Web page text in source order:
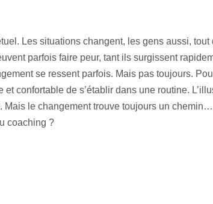
Les situations changent, les gens aussi,
parfois faire peur, tant ils surgissent
se ressent parfois. Mais pas toujours.
confortable de s’établir dans une routine.
Mais le changement trouve toujours un
coaching ?